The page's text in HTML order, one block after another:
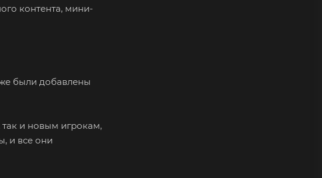
контента, мини-
были добавлены
и новым игрокам,
и все они